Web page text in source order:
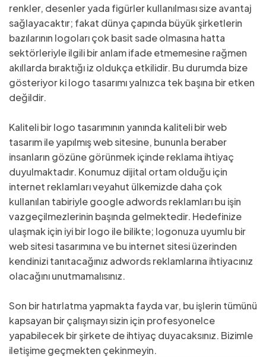
renkler, desenler yada figürler kullanılması size avantaj
sağlayacaktır; fakat dünya çapında büyük şirketlerin
bazılarının logoları çok basit sade olmasına hatta
sektörleriyle ilgili bir anlam ifade etmemesine rağmen
akıllarda bıraktığı iz oldukça etkilidir. Bu durumda bize
gösteriyor ki logo tasarımı yalnızca tek başına bir etken
değildir.
Kaliteli bir logo tasarımının yanında kaliteli bir web
tasarım ile yapılmış web sitesine, bununla beraber
insanların gözüne görünmek içinde reklama ihtiyaç
duyulmaktadır. Konumuz dijital ortam olduğu için
internet reklamları veyahut ülkemizde daha çok
kullanılan tabiriyle google adwords reklamları bu işin
vazgeçilmezlerinin başında gelmektedir. Hedefinize
ulaşmak için iyi bir logo ile bilikte; logonuza uyumlu bir
web sitesi tasarımına ve bu internet sitesi üzerinden
kendinizi tanıtacağınız adwords reklamlarına ihtiyacınız
olacağını unutmamalısınız.
Son bir hatırlatma yapmakta fayda var, bu işlerin tümünü
kapsayan bir çalışmayı sizin için profesyonelce
yapabilecek bir şirkete de ihtiyaç duyacaksınız. Bizimle
iletişime geçmekten çekinmeyin.